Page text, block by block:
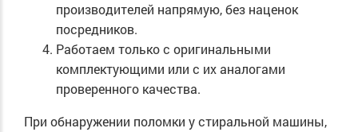
производителей напрямую, без наценок
посредников.
Работаем только с оригинальными
комплектующими или с их аналогами
проверенного качества.
При обнаружении поломки у стиральной машины,